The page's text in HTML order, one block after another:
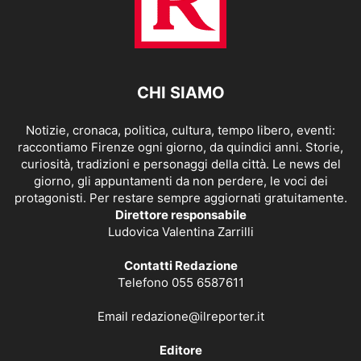
CHI SIAMO
Notizie, cronaca, politica, cultura, tempo libero, eventi:
raccontiamo Firenze ogni giorno, da quindici anni. Storie,
curiosità, tradizioni e personaggi della città. Le news del
giorno, gli appuntamenti da non perdere, le voci dei
protagonisti. Per restare sempre aggiornati gratuitamente.
Direttore responsabile
Ludovica Valentina Zarrilli
Contatti Redazione
Telefono 055 6587611
Email redazione@ilreporter.it
Editore